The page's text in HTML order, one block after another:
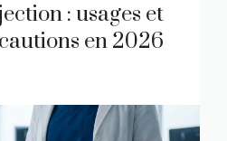
: usages et
en 2026